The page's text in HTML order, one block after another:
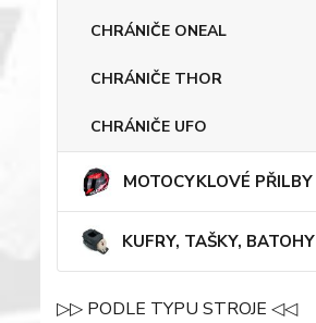
CHRÁNIČE ONEAL
CHRÁNIČE THOR
CHRÁNIČE UFO
MOTOCYKLOVÉ PŘILBY
KUFRY, TAŠKY, BATOHY
▷▷ PODLE TYPU STROJE ◁◁